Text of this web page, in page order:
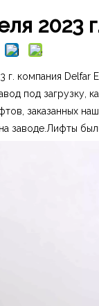
2023
г. компания Delfar
под загрузку,
заказанных
заводе.Лифты